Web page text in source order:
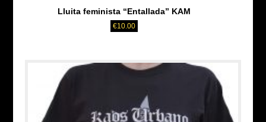
Lluita feminista “Entallada” KAM
€10.00